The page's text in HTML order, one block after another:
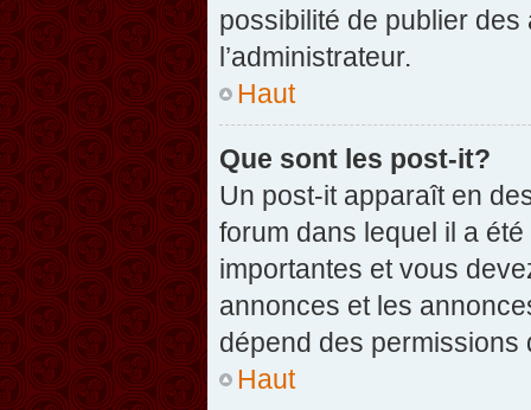
possibilité de publier
l’administrateur.
Haut
Que sont les post-it?
Un post-it apparaît en
forum dans lequel il a
importantes et vous
annonces et les
dépend des permissions
Haut